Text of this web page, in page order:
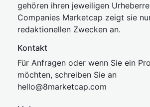
gehören ihren jeweiligen
Companies Marketcap zeigt sie
redaktionellen Zwecken an.
Kontakt
Für Anfragen oder wenn Sie ein
möchten, schreiben Sie an
hello@8marketcap.com